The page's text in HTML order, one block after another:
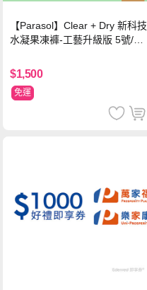
【Parasol】Clear + Dry 新科技
水凝果凍褲-工藝升級版 5號/XL
$1,500
免運